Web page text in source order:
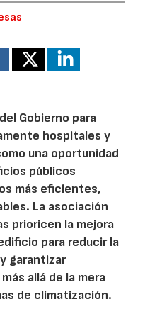
Gobierno para
hospitales y
una oportunidad
públicos
más eficientes,
La asociación
prioricen la mejora
para reducir la
garantizar
allá de la mera
de climatización.